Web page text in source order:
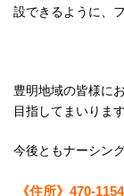
設できるように、
豊明地域の皆様に
目指してまいります
今後ともナーシン
《住所》470-